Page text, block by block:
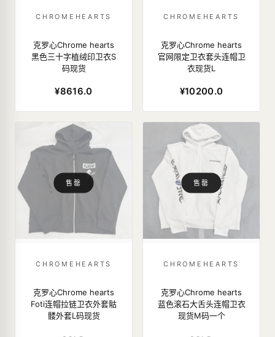
CHROMEHEARTS
克罗心Chrome hearts
黑色三十字植绒印卫衣S
码现货
¥8616.0
CHROMEHEARTS
克罗心Chrome hearts
官网限定卫衣套头连帽卫
衣现货L
¥10200.0
售罄
CHROMEHEARTS
克罗心Chrome hearts
Foti连帽拉链卫衣外套骷
髅外套L码现货
售罄
CHROMEHEARTS
克罗心Chrome hearts
蓝色滚石大舌头连帽卫衣
现货M码一个